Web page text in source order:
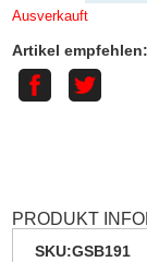
Ausverkauft
Artikel
PRODUKT
SKU:GSB191